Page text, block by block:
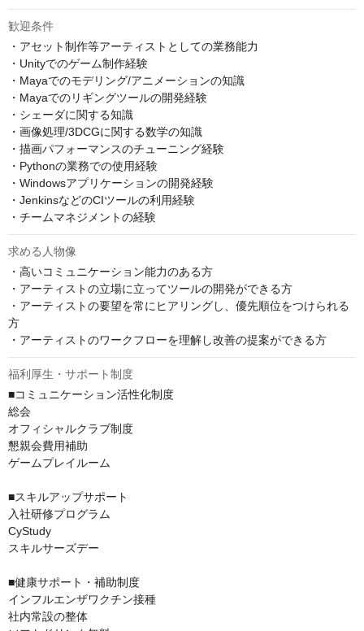
歓迎条件
・アセット制作等アーティストとしての業務能力
・Unityでのゲーム制作経験
・Mayaでのモデリング/アニメーションの知識
・Mayaでのリギングツールの開発経験
・シェーダに関する知識
・画像処理/3DCGに関する数学の知識
・描画パフォーマンスのチューニング経験
・Pythonの業務での使用経験
・Windowsアプリケーションの開発経験
・JenkinsなどのCIツールの利用経験
・チームマネジメントの経験
求める人物像
・高いコミュニケーション能力のある方
・アーティストの立場に立ってツールの開発ができる方
・アーティストの要望を常にヒアリングし、優先順位をつけられる
方
・アーティストのワークフローを理解し改善の提案ができる方
福利厚生・サポート制度
■コミュニケーション活性化制度
総会
オフィシャルクラブ制度
懇親会費用補助
ゲームプレイルーム
■スキルアップサポート
入社研修プログラム
CyStudy
スキルサーズデー
■健康サポート・補助制度
インフルエンザワクチン接種
社内常設の整体